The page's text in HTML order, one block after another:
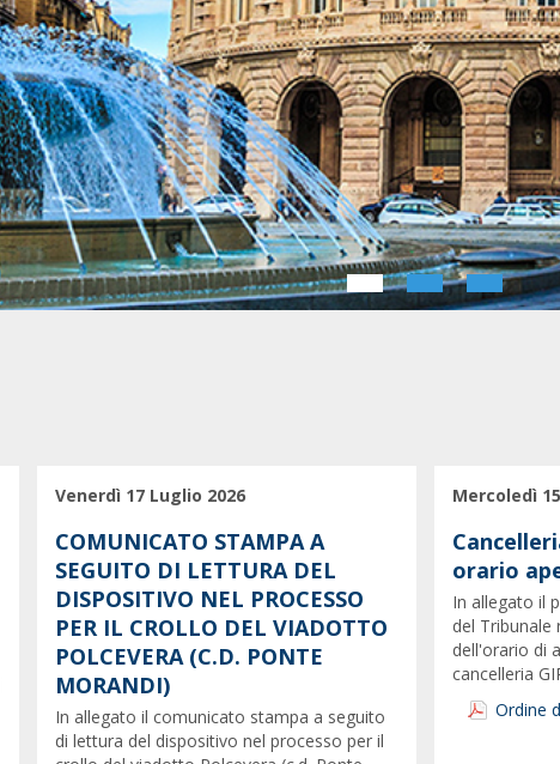
Venerdì 17 Luglio 2026
COMUNICATO STAMPA A
SEGUITO DI LETTURA DEL
DISPOSITIVO NEL PROCESSO
PER IL CROLLO DEL VIADOTTO
POLCEVERA (C.D. PONTE
MORANDI)
In allegato il comunicato stampa a seguito
di lettura del dispositivo nel processo per il
Mercoledì
orario
In allegato il
del Tribunale
dell'orario di
cancelleria
Ordine